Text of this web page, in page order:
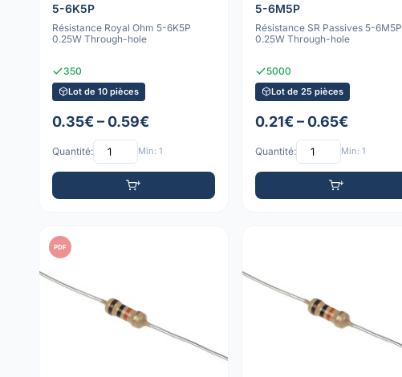
5-6K5P
Résistance Royal Ohm 5-6K5P
0.25W Through-hole
350
Lot de 10 pièces
0.35€ – 0.59€
Quantité: Min: 1
5-6M5P
Résistance SR Passives 5-6M5P
0.25W Through-hole
5000
Lot de 25 pièces
0.21€ – 0.65€
Quantité: Min: 1
PDF